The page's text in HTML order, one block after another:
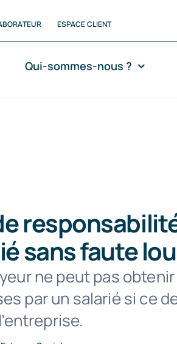
ESPACE CLIENT
Qui-sommes-nous ?
sans faute
ne peut pas
par un salarié si ce